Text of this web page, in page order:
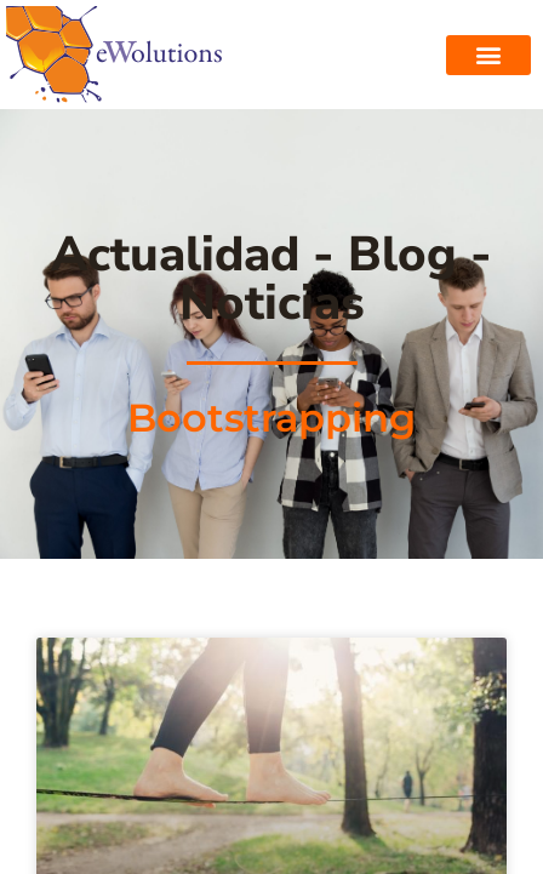
Actualidad - Blog -
Noticias
Bootstrapping